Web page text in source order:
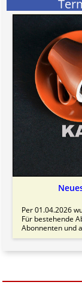
Per 01.04.2026
Für bestehende
Abonnenten und